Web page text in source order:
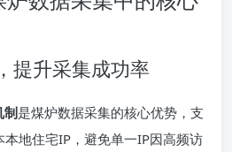
提升采集成功率
制是煤炉数据采集的核心优势，支
地住宅IP，避免单一IP因高频访